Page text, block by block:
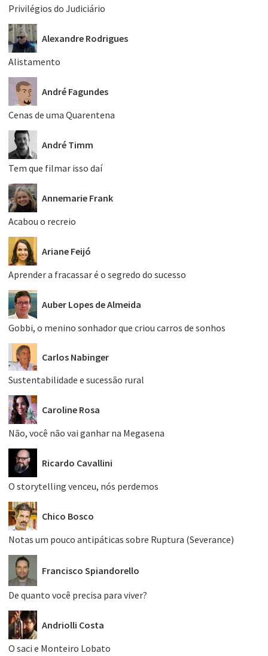
Privilégios do Judiciário
Alexandre Rodrigues
Alistamento
André Fagundes
Cenas de uma Quarentena
André Timm
Tem que filmar isso daí
Annemarie Frank
Acabou o recreio
Ariane Feijó
Aprender a fracassar é o segredo do sucesso
Auber Lopes de Almeida
Gobbi, o menino sonhador que criou carros de sonhos
Carlos Nabinger
Sustentabilidade e sucessão rural
Caroline Rosa
Não, você não vai ganhar na Megasena
Ricardo Cavallini
O storytelling venceu, nós perdemos
Chico Bosco
Notas um pouco antipáticas sobre Ruptura (Severance)
Francisco Spiandorello
De quanto você precisa para viver?
Andriolli Costa
O saci e Monteiro Lobato